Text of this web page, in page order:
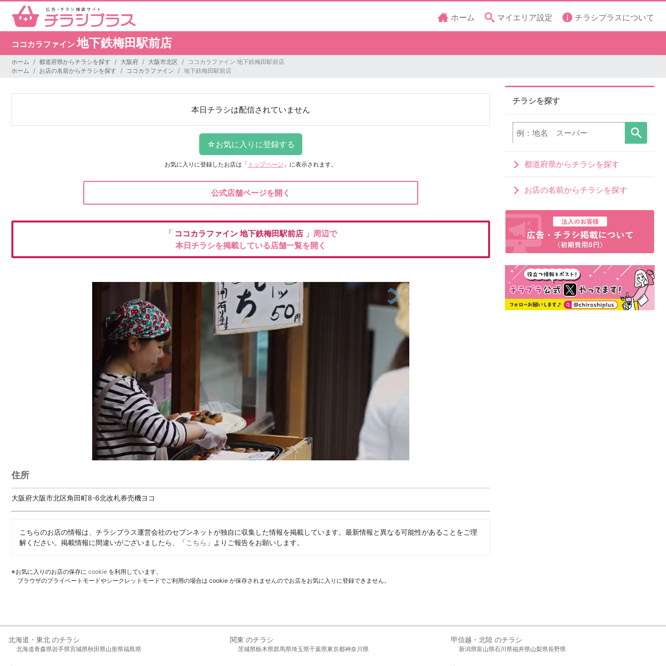
ホーム マイエリア設定 チラシプラスについて
ココカラファイン地下鉄梅田駅前店
ホーム 都道府県からチラシを探す 大阪府 大阪市北区
ココカラファイン 地下鉄梅田駅前店
ホーム
お店の名前からチラシを探す ココカラファイン 地下鉄梅田駅前店
本日チラシは配信されていません
お気に入りに登録したお店は 「 トップページ 」に表示されます。
公式店舗ページを開く
「 ココカラファイン 地下鉄梅田駅前店 」周辺で
本日チラシを掲載している店舗一覧を開く
住所
大阪府大阪市北区角田町8-6北改札券売機ヨコ
こちらのお店の情報は、チラシプラス運営会社のセブンネットが独自に収集した情報を掲載しています。最新情報と異なる可能性があることをご理
解ください。掲載情報に間違いがございましたら、「こちら 」よりご報告をお願いします。
※お気に入りのお店の保存に cookie を利用しています。
ブラウザのプライベートモードやシークレットモードでご利用の場合は cookie が保存されませんのでお店をお気に入りに登録できません。
チラシを探す
都道府県からチラシを探す
お店の名前からチラシを探す
北海道・東北 のチラシ
北海道青森県岩手県宮城県秋田県山形県福島県
関東 のチラシ
茨城県栃木県群馬県埼玉県千葉県東京都神奈川県
甲信越・北陸 のチラシ
新潟県富山県石川県福井県山梨県長野県